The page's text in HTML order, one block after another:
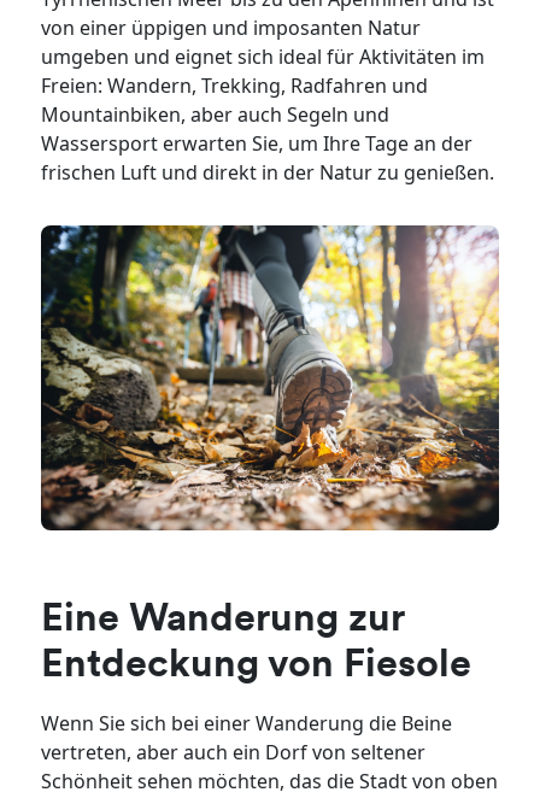
von einer üppigen und imposanten Natur
umgeben und eignet sich ideal für Aktivitäten im
Freien: Wandern, Trekking, Radfahren und
Mountainbiken, aber auch Segeln und
Wassersport erwarten Sie, um Ihre Tage an der
frischen Luft und direkt in der Natur zu genießen.
Eine Wanderung zur
Entdeckung von Fiesole
Wenn Sie sich bei einer Wanderung die Beine
vertreten, aber auch ein Dorf von seltener
Schönheit sehen möchten, das die Stadt von oben